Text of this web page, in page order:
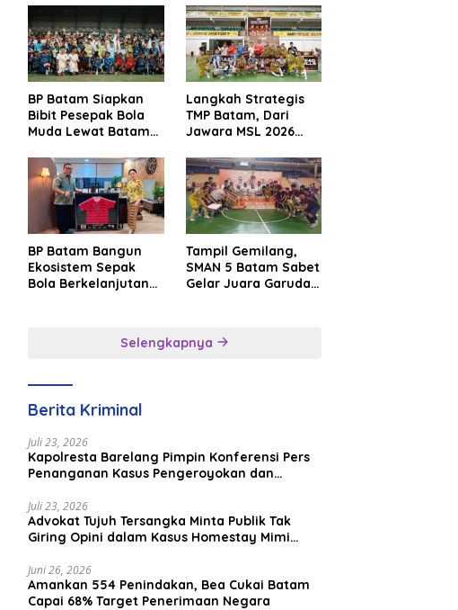
BP Batam Siapkan
Bibit Pesepak Bola
Muda Lewat Batam
Grassroot Football
Festival 2026
Langkah Strategis
TMP Batam, Dari
Jawara MSL 2026
Internasional
BP Batam Bangun
Ekosistem Sepak
Bola Berkelanjutan
Tampil Gemilang,
SMAN 5 Batam Sabet
Gelar Juara Garuda
Selengkapnya
Berita Kriminal
Juli 23, 2026
Kapolresta Barelang Pimpin Konferensi Pers
Penanganan Kasus Pengeroyokan dan
Juli 23, 2026
Advokat Tujuh Tersangka Minta Publik Tak
Giring Opini dalam Kasus Homestay Mimi
Juni 26, 2026
Amankan 554 Penindakan, Bea Cukai Batam
Capai 68% Target Penerimaan Negara